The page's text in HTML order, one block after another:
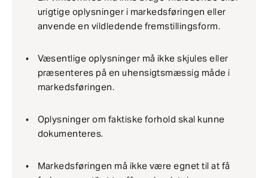
urigtige oplysninger i markedsføringen eller
anvende en vildledende fremstillingsform.
Væsentlige oplysninger må ikke skjules eller
præsenteres på en uhensigtsmæssig måde i
markedsføringen.
Oplysninger om faktiske forhold skal kunne
dokumenteres.
Markedsføringen må ikke være egnet til at få